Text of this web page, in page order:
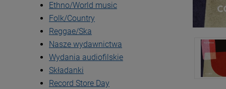
Ethno/World music
Folk/Country
Reggae/Ska
Nasze wydawnictwa
Wydania audiofilskie
Składanki
Record Store Day